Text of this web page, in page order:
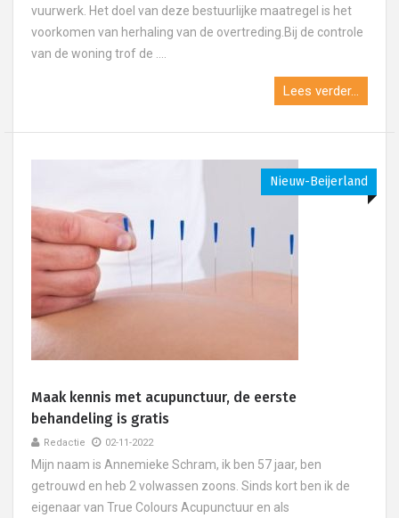
vuurwerk. Het doel van deze bestuurlijke maatregel is het
voorkomen van herhaling van de overtreding.Bij de controle
van de woning trof de ....
Lees verder...
Nieuw-Beijerland
Maak kennis met acupunctuur, de eerste
behandeling is gratis
Redactie 02-11-2022
Mijn naam is Annemieke Schram, ik ben 57 jaar, ben
getrouwd en heb 2 volwassen zoons. Sinds kort ben ik de
eigenaar van True Colours Acupunctuur en als